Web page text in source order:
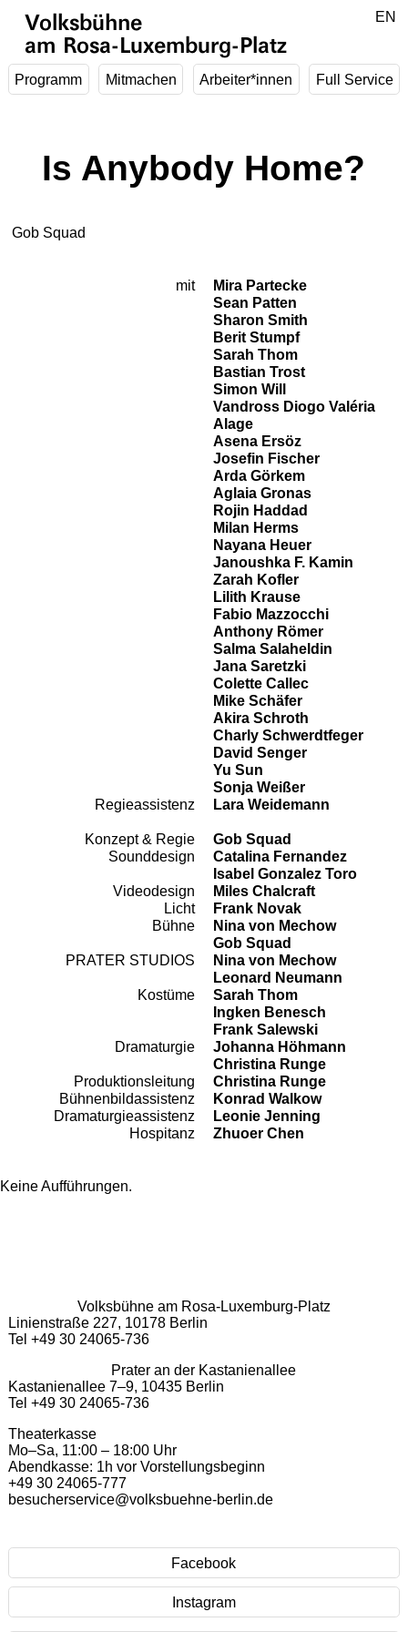
Volksbühne
am Rosa-Luxemburg-Platz
Programm Mitmachen Arbeiter*innen Full Service
DE
EN
Is Anybody Home?
Gob Squad
Besetzung
mit
Mira Partecke
Sean Patten
Sharon Smith
Berit Stumpf
Sarah Thom
Bastian Trost
Simon Will
Vandross Diogo Valéria
Alage
Asena Ersöz
Josefin Fischer
Arda Görkem
Aglaia Gronas
Rojin Haddad
Milan Herms
Nayana Heuer
Janoushka F. Kamin
Zarah Kofler
Lilith Krause
Fabio Mazzocchi
Anthony Römer
Salma Salaheldin
Jana Saretzki
Colette Callec
Mike Schäfer
Akira Schroth
Charly Schwerdtfeger
David Senger
Yu Sun
Sonja Weißer
Regieassistenz
Lara Weidemann
Team
Konzept & Regie
Gob Squad
Sounddesign
Catalina Fernandez
Isabel Gonzalez Toro
Videodesign
Miles Chalcraft
Licht
Frank Novak
Bühne
Nina von Mechow
Gob Squad
PRATER STUDIOS
Nina von Mechow
Leonard Neumann
Kostüme
Sarah Thom
Ingken Benesch
Frank Salewski
Dramaturgie
Johanna Höhmann
Christina Runge
Produktionsleitung
Christina Runge
Bühnenbildassistenz
Konrad Walkow
Dramaturgieassistenz
Leonie Jenning
Hospitanz
Zhuoer Chen
Keine Aufführungen.
Volksbühne am Rosa-Luxemburg-Platz
Linienstraße 227, 10178 Berlin
Tel +49 30 24065-736
Prater an der Kastanienallee
Kastanienallee 7–9, 10435 Berlin
Tel +49 30 24065-736
Theaterkasse
Mo–Sa, 11:00 – 18:00 Uhr
Abendkasse: 1h vor Vorstellungsbeginn
+49 30 24065-777
besucherservice@volksbuehne-berlin.de
Facebook
Instagram